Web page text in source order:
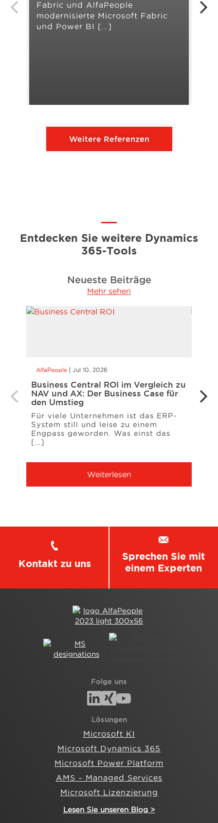
Fabric und AlfaPeople
modernisierte Microsoft Fabric
und Power BI […]
Weitere Referenzen
Entdecken Sie weitere Dynamics
365-Tools
Neueste Beiträge
Mehr sehen
AlfaPeople Jul 10, 2026
Business Central ROI im Vergleich zu
NAV und AX: Der Business Case für
den Umstieg
Für viele Unternehmen ist das ERP-
System still und leise zu einem
Engpass geworden. Was einst das
[…]
Weiterlesen
–
Kontakt zu uns
Sprechen Sie mit
einem Experten
Folge uns
Lösungen
Microsoft KI
Microsoft Dynamics 365
Microsoft Power Platform
AMS – Managed Services
Microsoft Lizenzierung
Lesen Sie unseren Blog >